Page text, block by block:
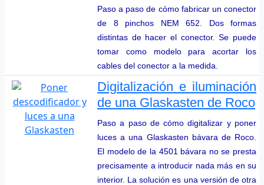
Paso a paso de cómo fabricar un conector
de 8 pinchos NEM 652. Dos formas
distintas de hacer el conector. Se puede
tomar como modelo para acortar los
cables del conector a la medida.
Digitalización e iluminación
de una Glaskasten de Roco
Paso a paso de cómo digitalizar y poner
luces a una Glaskasten bávara de Roco.
El modelo de la 4501 bávara no se presta
precisamente a introducir nada más en su
interior. La solución es una versión de otra